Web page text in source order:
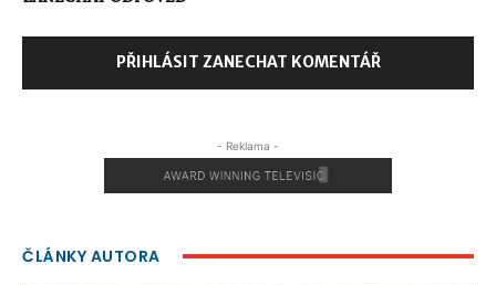
PŘIHLÁSIT ZANECHAT KOMENTÁŘ
- Reklama -
ČLÁNKY AUTORA